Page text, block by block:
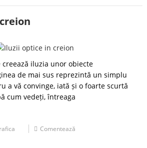
creează iluzia unor obiecte
de mai sus reprezintă un simplu
a vă convinge, iată și o foarte scurtă
cum vedeți, întreaga
Comentează